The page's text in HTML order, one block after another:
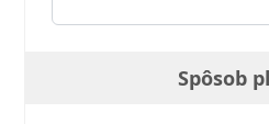
Spôsob